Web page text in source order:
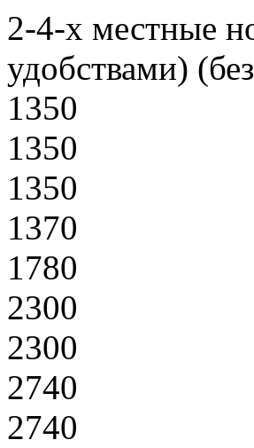
2-4-х местные
удобствами)
1350
1350
1350
1370
1780
2300
2300
2740
2740